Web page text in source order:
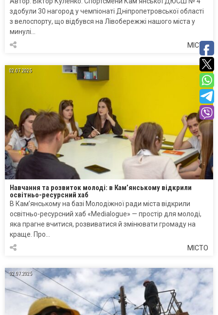
здобули 30 нагород у чемпіонаті Дніпропетровської області
з велоспорту, що відбувся на Лівобережжі нашого міста у
минулі…
МІСТО
02.07.2025
Навчання та розвиток молоді: в Кам’янському відкрили
освітньо-ресурсний хаб
В Кам’янському на базі Молодіжної ради міста відкрили
освітньо-ресурсний хаб «Medialogue» — простір для молоді,
яка прагне вчитися, розвиватися й змінювати громаду на
краще. Про…
МІСТО
02.07.2025